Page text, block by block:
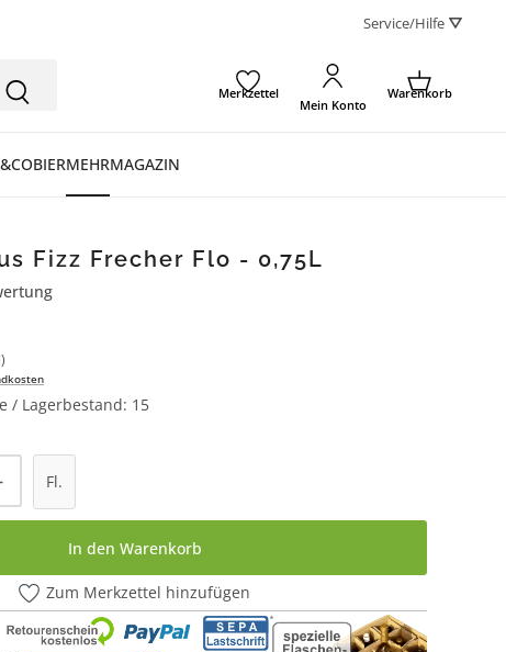
Service/Hilfe ⛛
Merkzettel
Mein Konto
Warenkorb
BIERMEHRMAGAZIN
Fizz Frecher Flo - 0,75L
von 5 von 5 Sternen
/ Lagerbestand: 15
Gib den gewünschten Wert ein
Fl.
In den Warenkorb
Zum Merkzettel hinzufügen